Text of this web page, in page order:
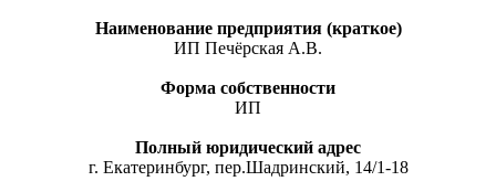
Наименование предприятия (краткое)
ИП Печёрская А.В.
Форма собственности
ИП
Полный юридический адрес
г. Екатеринбург, пер.Шадринский, 14/1-18